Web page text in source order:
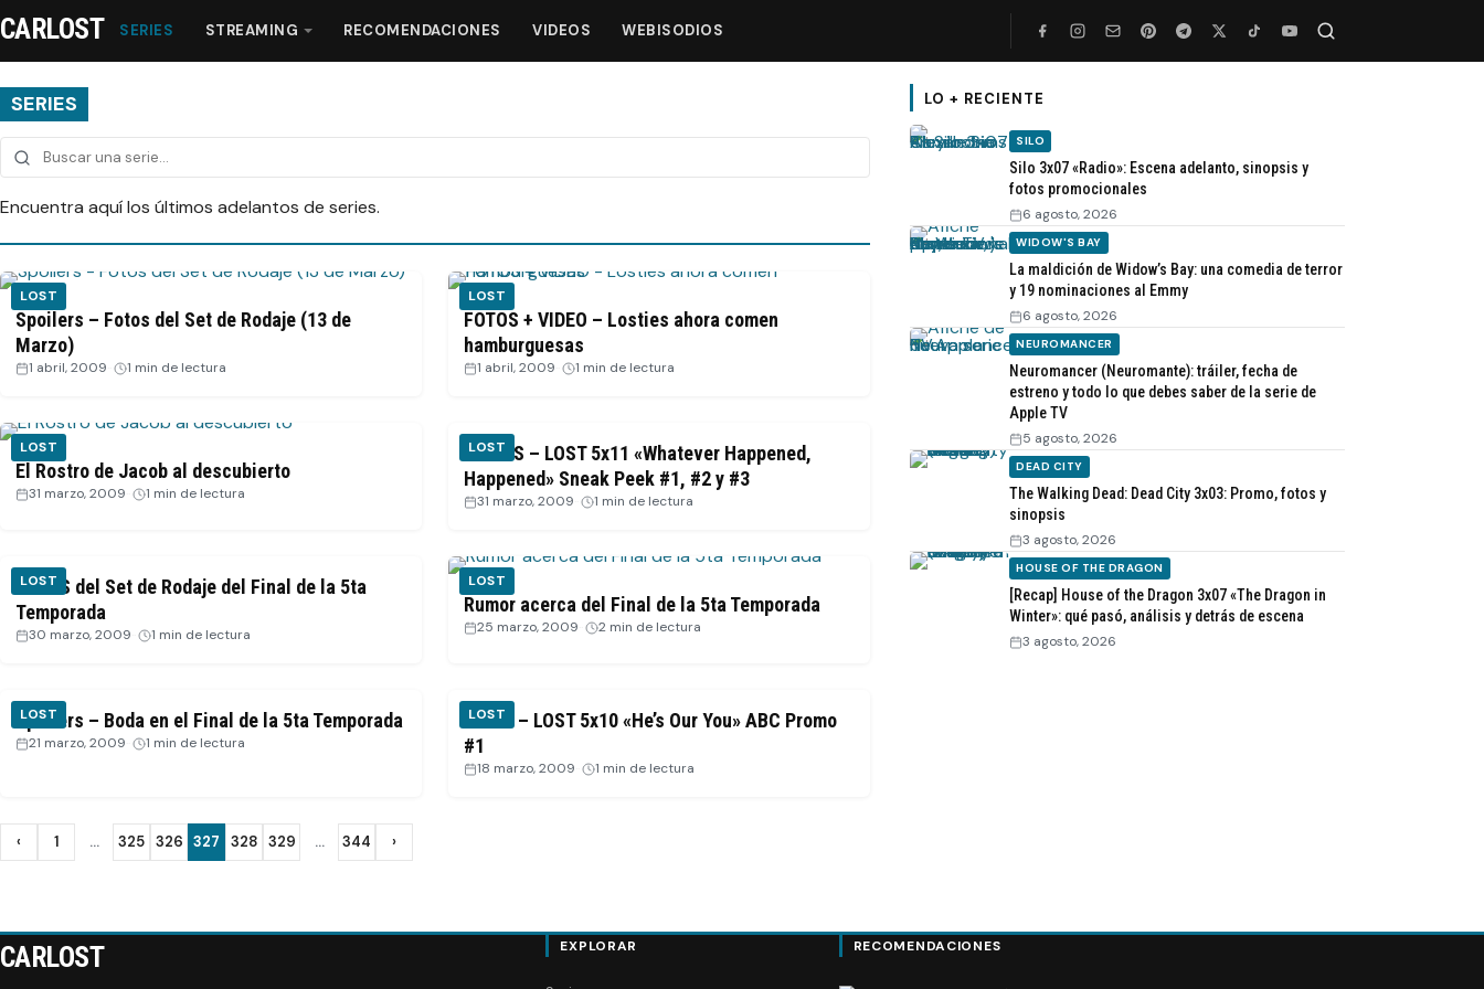
Series
Recomendaciones
Videos
CARLOST SERIES STREAMING RECOMENDACIONES VIDEOS WEBISODIOS
SERIES
Encuentra aquí los últimos adelantos de series.
LOST
Spoilers – Fotos del Set de Rodaje (13 de
Marzo)
1 abril, 2009 1 min de lectura
LOST
FOTOS + VIDEO – Losties ahora comen
hamburguesas
1 abril, 2009 1 min de lectura
LOST
El Rostro de Jacob al descubierto
31 marzo, 2009 1 min de lectura
LOST
VIDEOS – LOST 5x11 «Whatever Happened,
Happened» Sneak Peek #1, #2 y #3
31 marzo, 2009 1 min de lectura
LOST
FOTOS del Set de Rodaje del Final de la 5ta
Temporada
30 marzo, 2009 1 min de lectura
LOST
Rumor acerca del Final de la 5ta Temporada
25 marzo, 2009 2 min de lectura
LOST
Spoilers – Boda en el Final de la 5ta Temporada
21 marzo, 2009 1 min de lectura
LOST
VIDEO – LOST 5x10 «He’s Our You» ABC Promo
#1
18 marzo, 2009 1 min de lectura
Paginación
entradas
‹ Anterior
1 … 325 326 327 328 329 … 344 ›
LO + RECIENTE
SILO
Silo 3x07 «Radio»: Escena adelanto, sinopsis y
fotos promocionales
6 agosto, 2026
WIDOW'S BAY
La maldición de Widow’s Bay: una comedia de terror
y 19 nominaciones al Emmy
6 agosto, 2026
NEUROMANCER
Neuromancer (Neuromante): tráiler, fecha de
estreno y todo lo que debes saber de la serie de
Apple TV
5 agosto, 2026
DEAD CITY
The Walking Dead: Dead City 3x03: Promo, fotos y
sinopsis
3 agosto, 2026
HOUSE OF THE DRAGON
[Recap] House of the Dragon 3x07 «The Dragon in
Winter»: qué pasó, análisis y detrás de escena
3 agosto, 2026
CARLOST EXPLORAR RECOMENDACIONES